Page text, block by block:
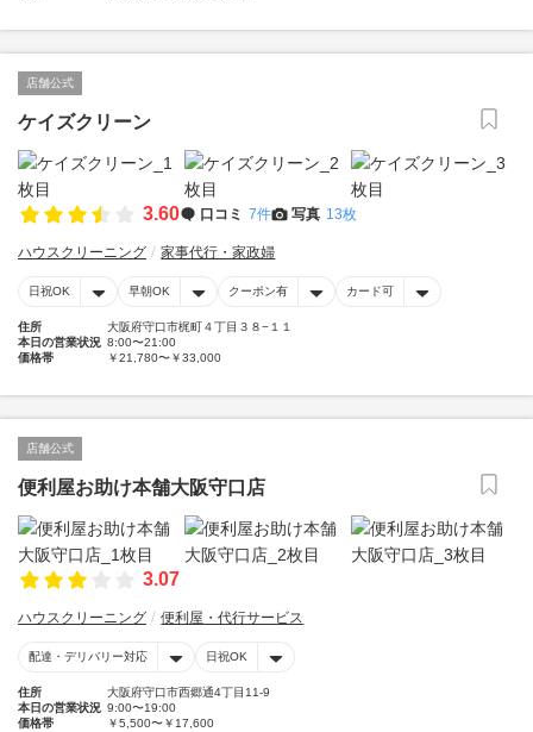
店舗公式
ケイズクリーン
3.60 口コミ 7件 写真 13枚
ハウスクリーニング 家事代行・家政婦
日祝OK 早朝OK クーポン有 カード可
住所
大阪府守口市梶町４丁目３８−１１
本日の営業状況 8:00〜21:00
価格帯
￥21,780〜￥33,000
店舗公式
便利屋お助け本舗大阪守口店
3.07
ハウスクリーニング 便利屋・代行サービス
配達・デリバリー対応 日祝OK
住所
大阪府守口市西郷通4丁目11-9
本日の営業状況 9:00〜19:00
価格帯
￥5,500〜￥17,600